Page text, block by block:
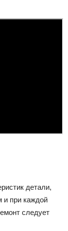
детали,
и при каждой
следует